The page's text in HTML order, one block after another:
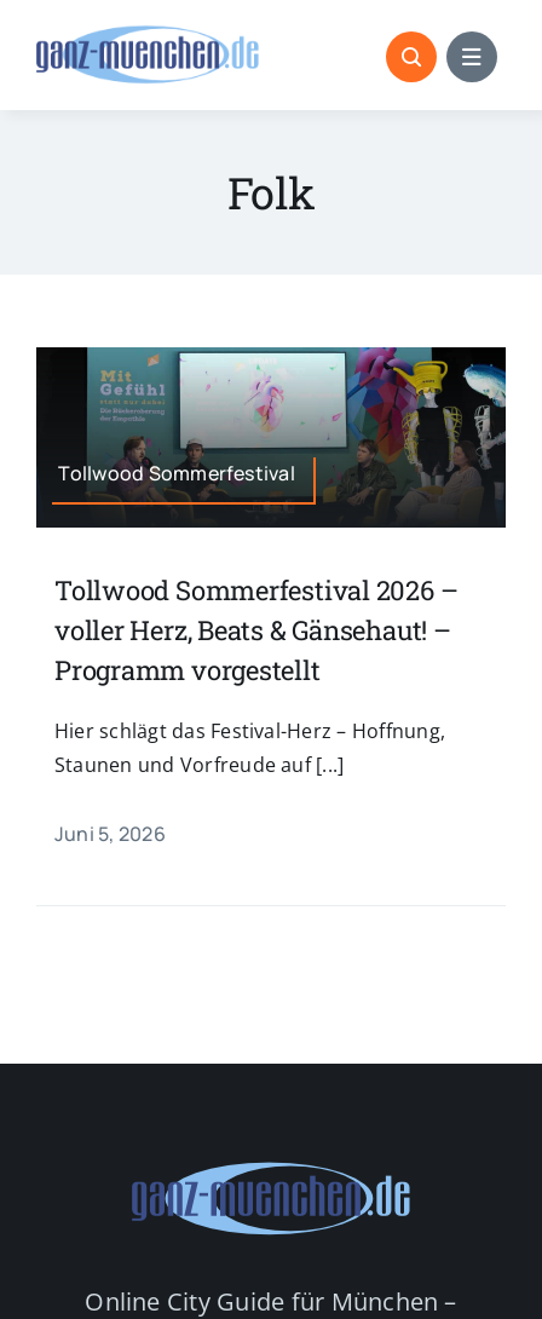
Folk
Tollwood Sommerfestival
Tollwood Sommerfestival 2026 –
voller Herz, Beats & Gänsehaut! –
Programm vorgestellt
Hier schlägt das Festival-Herz – Hoffnung,
Staunen und Vorfreude auf [...]
Juni 5, 2026
Online City Guide für München –